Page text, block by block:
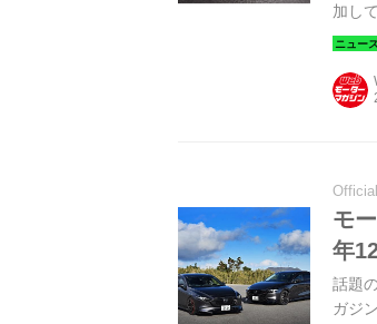
加し
モ
年
話題
ガジ